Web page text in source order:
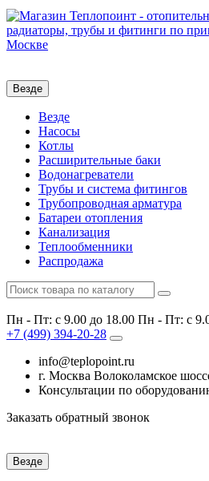
Везде
Везде
Насосы
Котлы
Расширительные баки
Водонагреватели
Трубы и система фитингов
Трубопроводная арматура
Батареи отопления
Канализация
Теплообменники
Распродажа
Пн - Пт: с 9.00 до 18.00 Пн - Пт: с
+7 (499) 394-20-28
info@teplopoint.ru
г. Москва Волоколамское
Консультации по
Заказать обратный звонок
Везде